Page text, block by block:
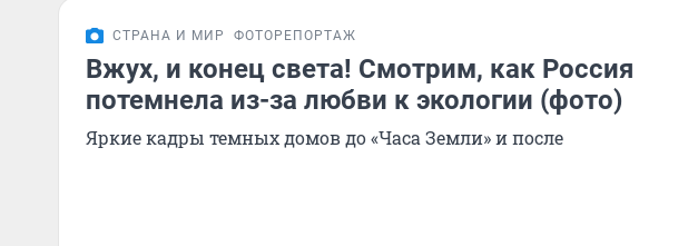
СТРАНА И МИР ФОТОРЕПОРТАЖ
Вжух, и конец света! Смотрим, как Россия
потемнела из-за любви к экологии (фото)
Яркие кадры темных домов до «Часа Земли» и после